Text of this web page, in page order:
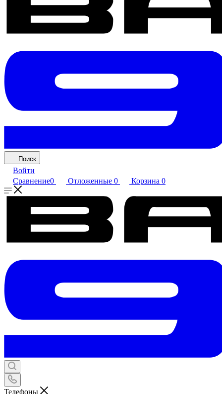
Поиск
Войти
Сравнение0 Отложенные 0 Корзина 0
Телефоны